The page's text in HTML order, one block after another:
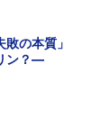
の本質」
ン？―